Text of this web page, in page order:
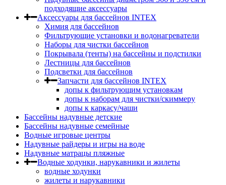
подходящие аксессуары
Аксессуары для бассейнов INTEX
Химия для бассейнов
Фильтрующие установки и водонагреватели
Наборы для чистки бассейнов
Покрывала (тенты) на бассейны и подстилки
Лестницы для бассейнов
Подсветки для бассейнов
Запчасти для бассейнов INTEX
допы к фильтрующим установкам
допы к наборам для чистки/скиммеру
допы к каркасу/чаши
Бассейны надувные детские
Бассейны надувные семейные
Водные игровые центры
Надувные райдеры и игры на воде
Надувные матрацы пляжные
Водные ходунки, нарукавники и жилеты
водные ходунки
жилеты и нарукавники